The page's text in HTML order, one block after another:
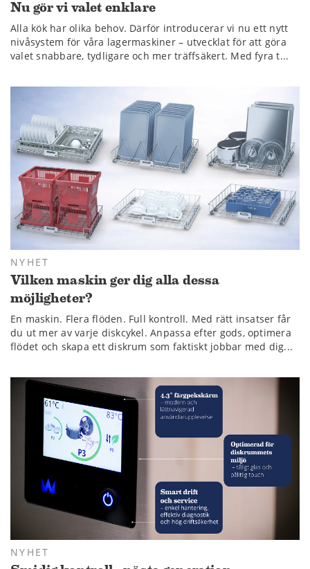
Nu gör vi valet enklare
Alla kök har olika behov. Därför introducerar vi nu ett nytt
nivåsystem för våra lagermaskiner – utvecklat för att göra
valet snabbare, tydligare och mer träffsäkert. Med fyra t...
NYHET
Vilken maskin ger dig alla dessa
möjligheter?
En maskin. Flera flöden. Full kontroll. Med rätt insatser får
du ut mer av varje diskcykel. Anpassa efter gods, optimera
flödet och skapa ett diskrum som faktiskt jobbar med dig...
NYHET